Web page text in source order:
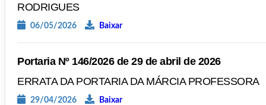
RODRIGUES
06/05/2026 Baixar
Portaria Nº 146/2026 de 29 de abril de 2026
ERRATA DA PORTARIA DA MÁRCIA PROFESSORA
29/04/2026 Baixar